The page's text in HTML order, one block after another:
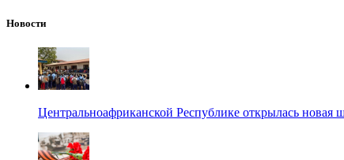
Новости
Центральноафриканской Республике открылась новая